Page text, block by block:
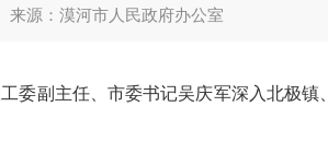
来源： 漠河市人民政府办公室
委副主任、市委书记吴庆军深入北极